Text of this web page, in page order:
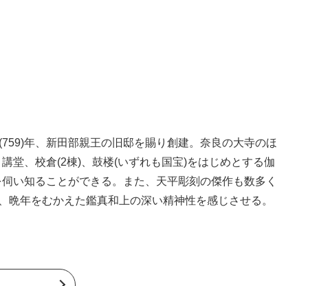
年、 新田部親王の旧邸を賜り創建。奈良の大寺のほ
堂、校倉(2棟)、鼓楼(いずれも国宝)をはじめとする伽
い知ることができる。また、天平彫刻の傑作も数多く
晩年をむかえた鑑真和上の深い精神性を感じさせる。